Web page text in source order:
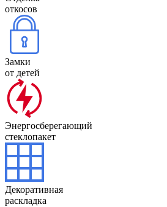
откосов
Замки
от детей
Энерго­сберегающий
стеклопакет
Декоратив­ная
раскладка